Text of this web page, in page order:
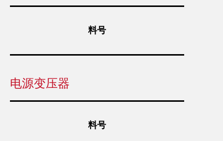
料号
电源变压器
料号